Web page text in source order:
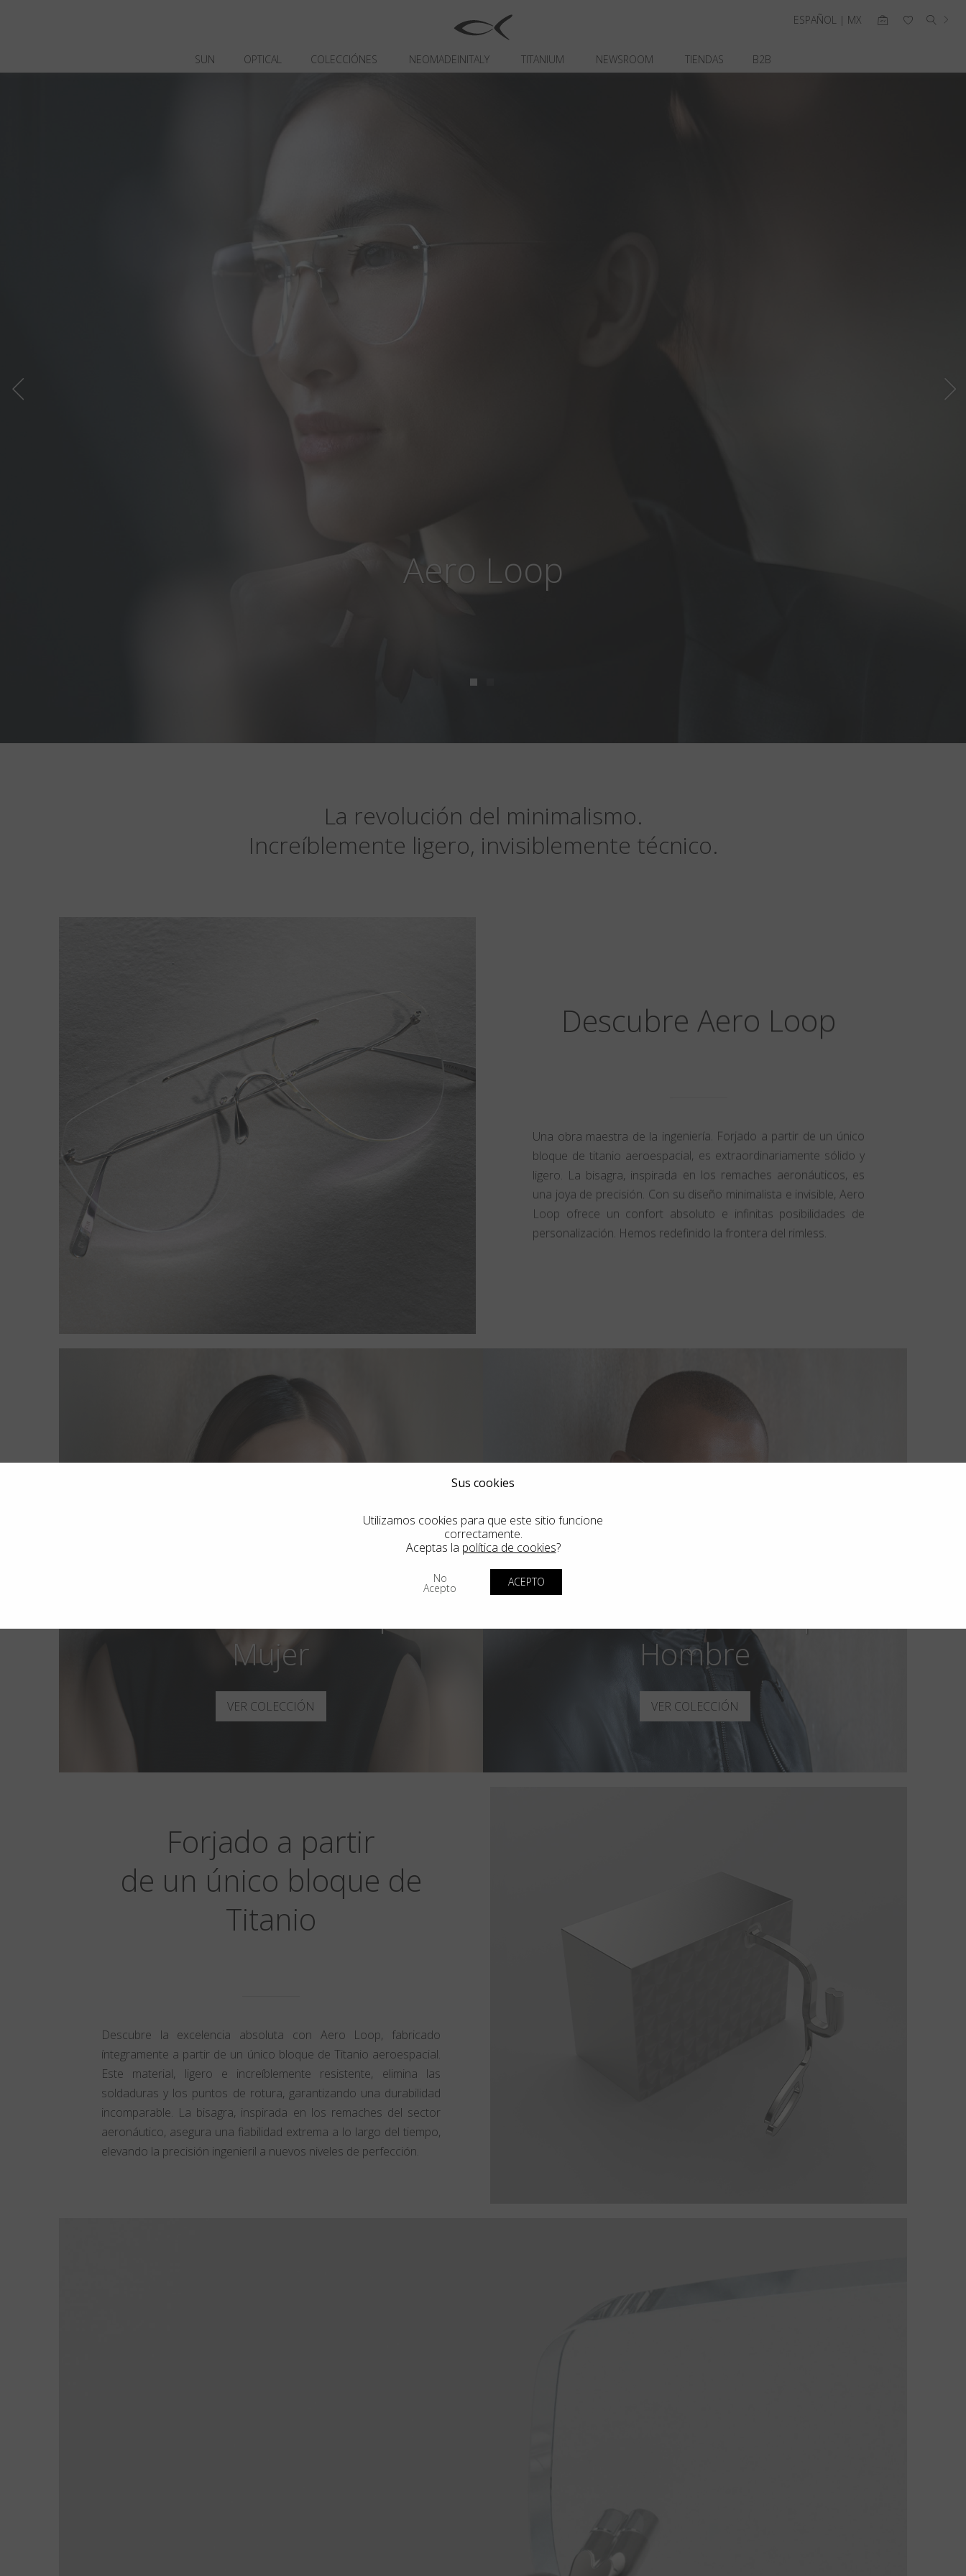
SUN OPTICAL COLECCIÓNES NEOMADEINITALY TITANIUM NEWSROOM TIENDAS B2B
ESPAÑOL | MX
Aero Loop
La revolución del minimalismo.
Increíblemente ligero, invisiblemente técnico.
Descubre Aero Loop
Una obra maestra de la ingeniería. Forjado a partir de un único
bloque de titanio aeroespacial, es extraordinariamente sólido y
ligero. La bisagra, inspirada en los remaches aeronáuticos, es
una joya de precisión. Con su diseño minimalista e invisible, Aero
Loop ofrece un confort absoluto e infinitas posibilidades de
personalización. Hemos redefinido la frontera del rimless.
Mujer
VER COLECCIÓN
Hombre
VER COLECCIÓN
Forjado a partir
de un único bloque de
Titanio
Descubre la excelencia absoluta con Aero Loop, fabricado
íntegramente a partir de un único bloque de Titanio aeroespacial.
Este material, ligero e increíblemente resistente, elimina las
soldaduras y los puntos de rotura, garantizando una durabilidad
incomparable. La bisagra, inspirada en los remaches del sector
aeronáutico, asegura una fiabilidad extrema a lo largo del tiempo,
elevando la precisión ingenieril a nuevos niveles de perfección.
Sus cookies
Utilizamos cookies para que este sitio funcione
correctamente.
Aceptas la política de cookies?
No
Acepto ACEPTO